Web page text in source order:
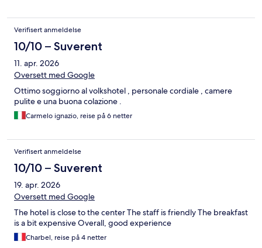
Verifisert anmeldelse
10/10 – Suverent
11. apr. 2026
Oversett med Google
Ottimo soggiorno al volkshotel , personale cordiale , camere
pulite e una buona colazione .
Carmelo ignazio, reise på 6 netter
Verifisert anmeldelse
10/10 – Suverent
19. apr. 2026
Oversett med Google
The hotel is close to the center The staff is friendly The breakfast
is a bit expensive Overall, good experience
Charbel, reise på 4 netter